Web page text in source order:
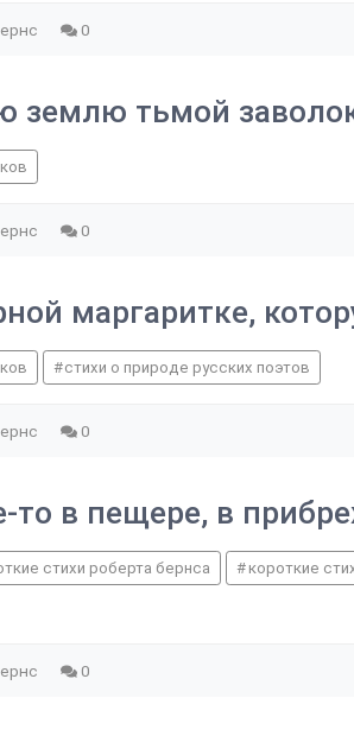
0
землю тьмой
0
маргаритке,
стихи о природе русских поэтов
0
то в пещере, в
стихи роберта бернса короткие
0